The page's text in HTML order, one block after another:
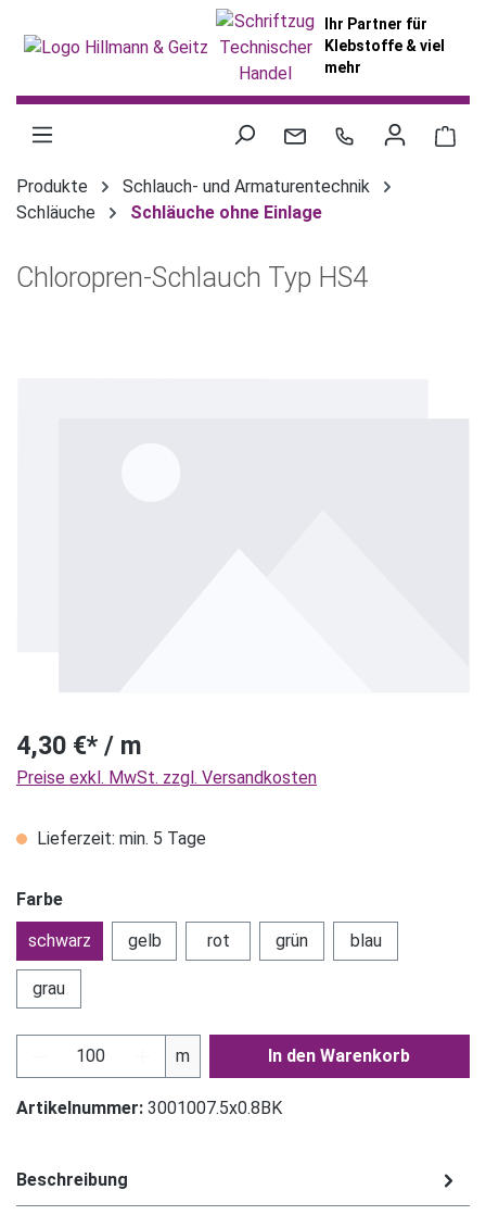
Ihr Partner für
Klebstoffe & viel
mehr
Produkte
Schlauch- und Armaturentechnik
Schläuche
Schläuche ohne Einlage
Chloropren-Schlauch Typ HS4
4,30 €* / m
Preise exkl. MwSt. zzgl. Versandkosten
Lieferzeit: min. 5 Tage
Farbe
schwarz
gelb rot grün blau
grau
Produkt Anzahl: Gib den gewünschten Wert
m In den Warenkorb
Artikelnummer: 3001007.5x0.8BK
Beschreibung